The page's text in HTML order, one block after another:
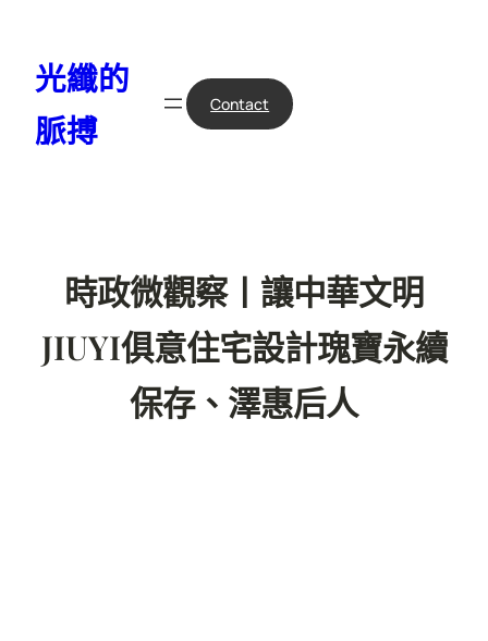
光纖的
脈搏
Contact
時政微觀察丨讓中華文明
JIUYI俱意住宅設計瑰寶永續
保存、澤惠后人